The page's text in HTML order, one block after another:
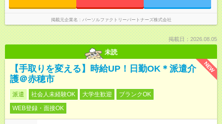
掲載元企業名 パーソルファクトリーパートナーズ株式会社
掲載日：2026.08.05
未読
NEW
【手取りを変える】時給UP！日勤OK＊派遣介
護＠赤穂市
派遣 社会人未経験OK 大学生歓迎
ブランクOK
WEB登録・面接OK